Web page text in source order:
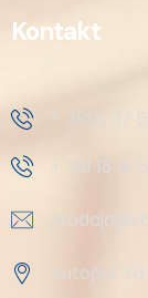
Kontakt
+ 381 11 37
+ 381 18 41
Autoput za